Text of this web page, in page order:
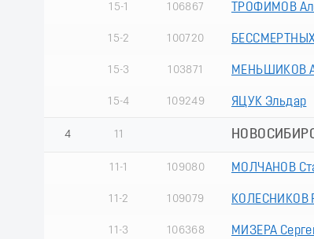
15-1 106867 ТРОФИМОВ
15-2 100720
15-3 103871 МЕНЬШИКОВ
15-4 109249 ЯЦУК Эльдар
4 11
11-1 109080 МОЛЧАНОВ
11-2 109079 КОЛЕСНИКОВ
11-3 106368 МИЗЕРА